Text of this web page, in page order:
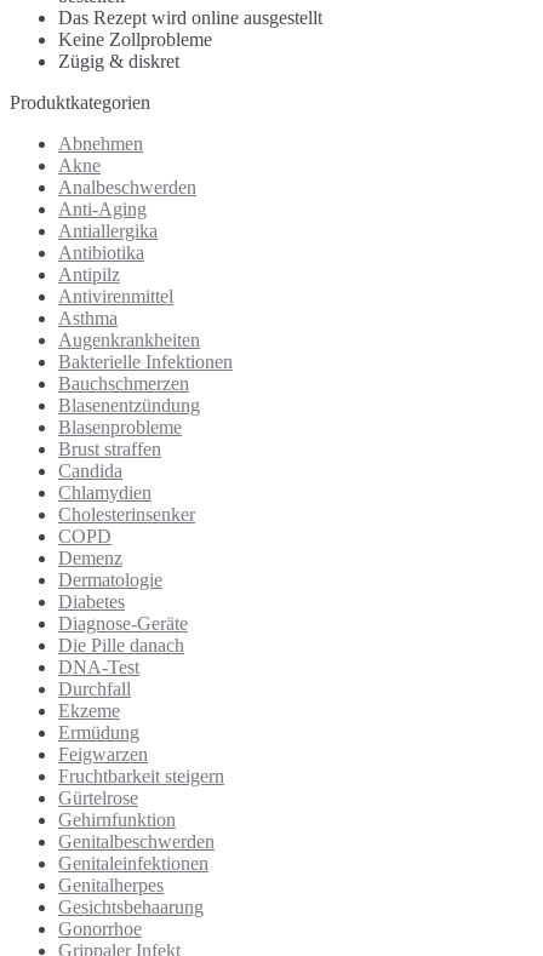
Das Rezept wird online ausgestellt
Keine Zollprobleme
Zügig & diskret
Produktkategorien
Abnehmen
Akne
Analbeschwerden
Anti-Aging
Antiallergika
Antibiotika
Antipilz
Antivirenmittel
Asthma
Augenkrankheiten
Bakterielle Infektionen
Bauchschmerzen
Blasenentzündung
Blasenprobleme
Brust straffen
Candida
Chlamydien
Cholesterinsenker
COPD
Demenz
Dermatologie
Diabetes
Diagnose-Geräte
Die Pille danach
DNA-Test
Durchfall
Ekzeme
Ermüdung
Feigwarzen
Fruchtbarkeit steigern
Gürtelrose
Gehirnfunktion
Genitalbeschwerden
Genitaleinfektionen
Genitalherpes
Gesichtsbehaarung
Gonorrhoe
Grippaler Infekt